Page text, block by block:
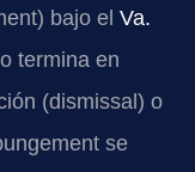
bajo el Va.
termina en
(dismissal) o
se